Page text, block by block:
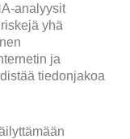
analyysit
yhä
ja
tiedonjakoa